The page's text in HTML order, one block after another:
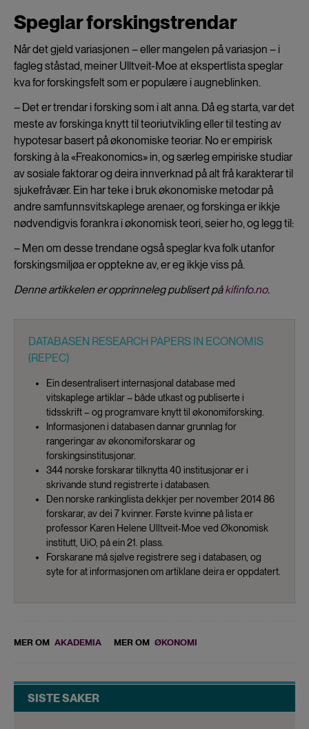
Speglar forskingstrendar
Når det gjeld variasjonen – eller mangelen på variasjon – i
fagleg ståstad, meiner Ulltveit-Moe at ekspertlista speglar
kva for forskingsfelt som er populære i augneblinken.
– Det er trendar i forsking som i alt anna. Då eg starta, var det
meste av forskinga knytt til teoriutvikling eller til testing av
hypotesar basert på økonomiske teoriar. No er empirisk
forsking à la «Freakonomics» in, og særleg empiriske studiar
av sosiale faktorar og deira innverknad på alt frå karakterar til
sjukefråvær. Ein har teke i bruk økonomiske metodar på
andre samfunnsvitskaplege arenaer, og forskinga er ikkje
nødvendigvis forankra i økonomisk teori, seier ho, og legg til:
– Men om desse trendane også speglar kva folk utanfor
forskingsmiljøa er opptekne av, er eg ikkje viss på.
Denne artikkelen er opprinneleg publisert påkifinfo.no.
DATABASEN RESEARCH PAPERS IN ECONOMIS
(REPEC)
Ein desentralisert internasjonal database med
vitskaplege artiklar – både utkast og publiserte i
tidsskrift – og programvare knytt til økonomiforsking.
Informasjonen i databasen dannar grunnlag for
rangeringar av økonomiforskarar og
forskingsinstitusjonar.
344 norske forskarar tilknytta 40 institusjonar er i
skrivande stund registrerte i databasen.
Den norske rankinglista dekkjer per november 2014 86
forskarar, av dei 7 kvinner. Første kvinne på lista er
professor Karen Helene Ulltveit-Moe ved Økonomisk
institutt, UiO, på ein 21. plass.
Forskarane må sjølve registrere seg i databasen, og
syte for at informasjonen om artiklane deira er oppdatert.
MER OM AKADEMIA MER OM ØKONOMI
SISTE SAKER